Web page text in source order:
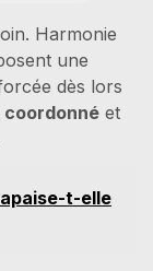
Harmonie
une
dès lors
coordonné et
t-elle